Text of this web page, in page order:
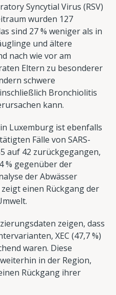
Syncytial Virus (RSV)
wurden 127
sind 27 % weniger als in
und ältere
nach wie vor am
Eltern zu besonderer
schwere
Bronchiolitis
kann.
Luxemburg ist ebenfalls
Fälle von SARS-
auf 42 zurückgegangen,
% gegenüber der
der Abwässer
einen Rückgang der
zeigen, dass
XEC (47,7 %)
waren. Diese
in der Region,
Rückgang ihrer